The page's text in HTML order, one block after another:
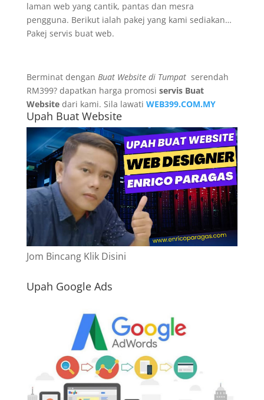
laman web yang cantik, pantas dan mesra
pengguna. Berikut ialah pakej yang kami sediakan…
Pakej servis buat web.
Berminat dengan Buat Website di Tumpat serendah
RM399? dapatkan harga promosi servis Buat
Websitedari kami. Sila lawati WEB399.COM.MY
Upah Buat Website
Jom Bincang Klik Disini
Upah Google Ads